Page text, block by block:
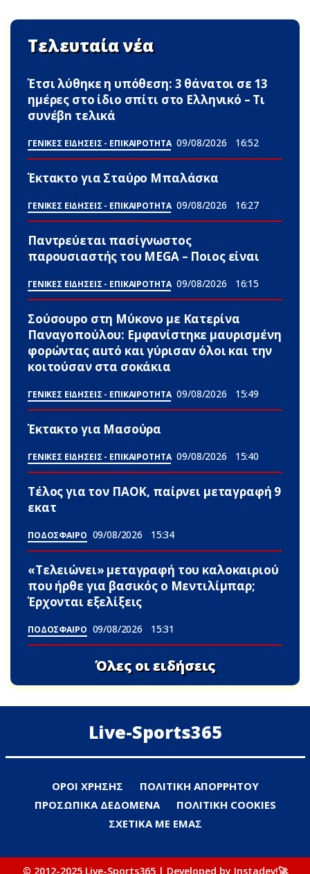
Τελευταία νέα
Έτσι λύθηκε η υπόθεση: 3 θάνατοι σε 13
ημέρες στο ίδιο σπίτι στο Ελληνικό – Τι
συνέβn τελικά
ΓΕΝΙΚΕΣ ΕΙΔΗΣΕΙΣ - ΕΠΙΚΑΙΡΟΤΗΤΑ 09/08/2026 16:52
Έκτακτο για Σταύρο Μπαλάσκα
ΓΕΝΙΚΕΣ ΕΙΔΗΣΕΙΣ - ΕΠΙΚΑΙΡΟΤΗΤΑ 09/08/2026 16:27
Παντρεύεται πασίγνωστος
παρουσιαστής του MEGA – Ποιος είναι
ΓΕΝΙΚΕΣ ΕΙΔΗΣΕΙΣ - ΕΠΙΚΑΙΡΟΤΗΤΑ 09/08/2026 16:15
Σούσουpο στη Μύκονο με Κατερίνα
Παναγοπούλου: Εμφανίστηκε μαυρισμένη
φορώντας αuτό και γύρισαν όλοι και την
κοιτούσαν στα σοκάκια
ΓΕΝΙΚΕΣ ΕΙΔΗΣΕΙΣ - ΕΠΙΚΑΙΡΟΤΗΤΑ 09/08/2026 15:49
Έκτακτο για Μασούρα
ΓΕΝΙΚΕΣ ΕΙΔΗΣΕΙΣ - ΕΠΙΚΑΙΡΟΤΗΤΑ 09/08/2026 15:40
Τέλος για τον ΠΑΟΚ, παίρνει μεταγραφή 9
εκατ
ΠΟΔΟΣΦΑΙΡΟ 09/08/2026 15:34
«Τελειώνει» μεταγραφή του καλοκαιριού
που ήρθε για βασικός ο Μεντιλίμπαρ;
Έρχονται εξελίξεις
ΠΟΔΟΣΦΑΙΡΟ 09/08/2026 15:31
Όλες οι ειδήσεις
Live-Sports365
ΟΡΟΙ ΧΡΗΣΗΣ
ΠΟΛΙΤΙΚΗ ΑΠΟΡΡΗΤΟΥ
ΠΡΟΣΩΠΙΚΑ ΔΕΔΟΜΕΝΑ
ΠΟΛΙΤΙΚΗ COOKIES
ΣΧΕΤΙΚΑ ΜΕ ΕΜΑΣ
© 2012-2025 Live-Sports365 | Developed by Instadev!🚀